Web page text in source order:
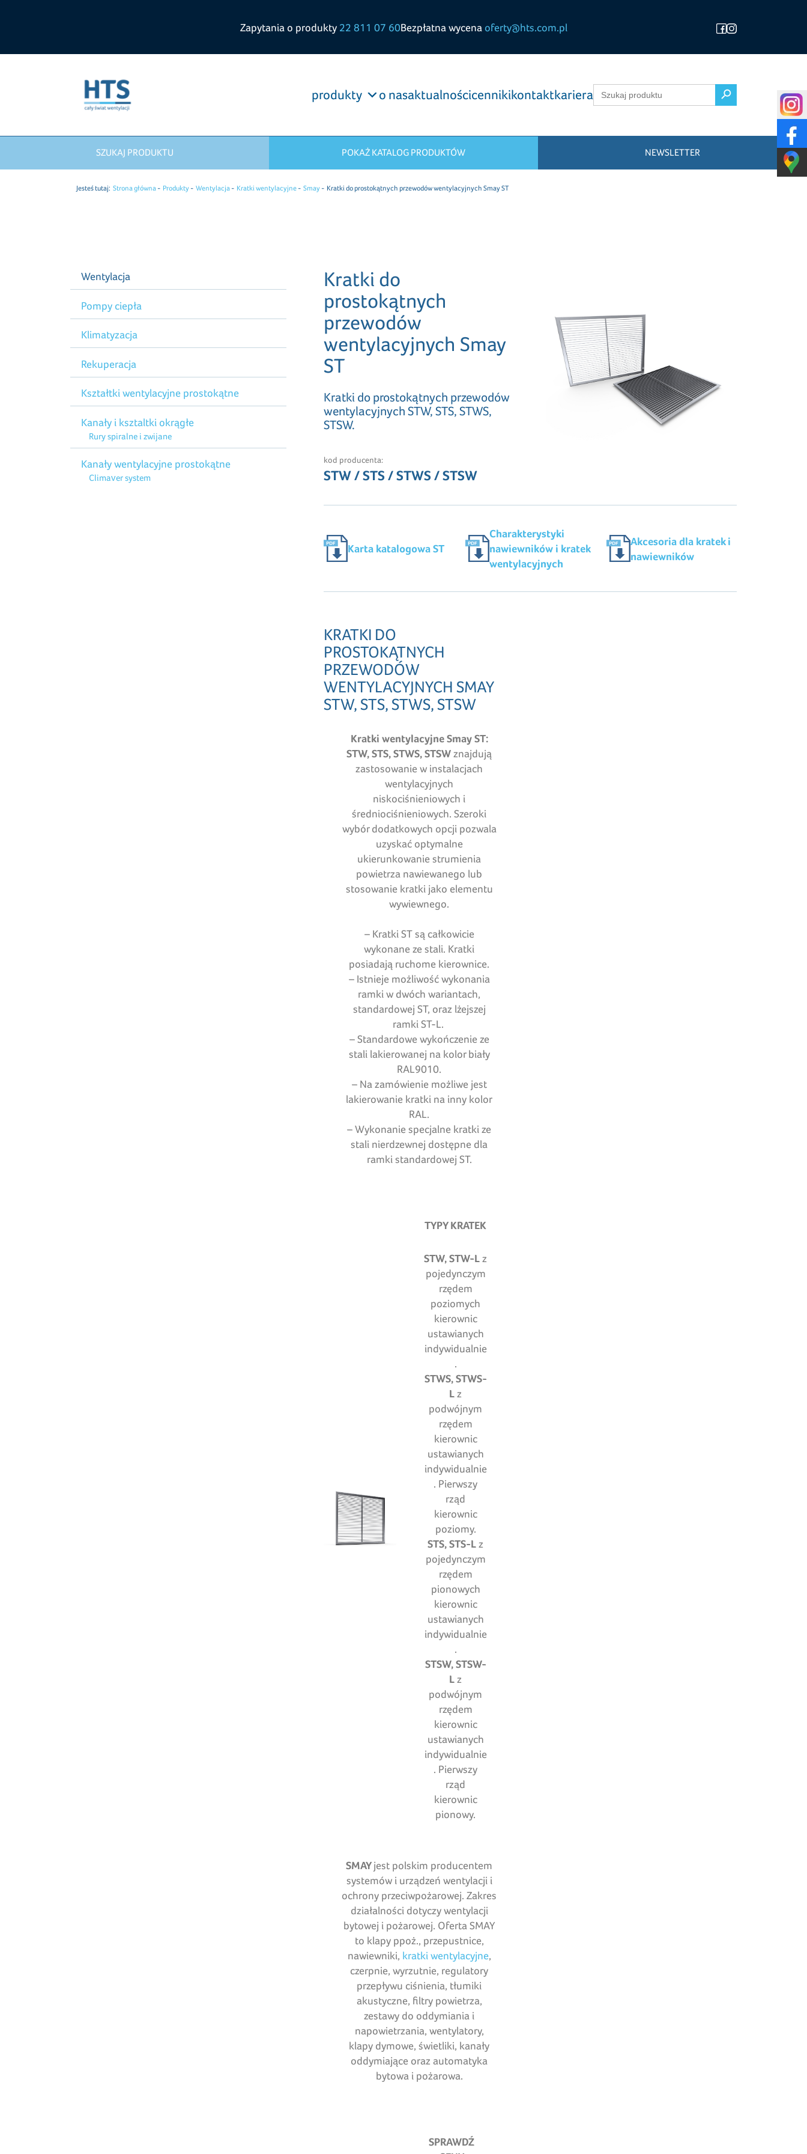
Zapytania o produkty 22 811 07 60Bezpłatna wycena oferty@hts.com.pl
produkty o nasaktualnościcennikikontaktkarieraSearch
for:
Search Button
SZUKAJ PRODUKTU POKAŻ KATALOG PRODUKTÓW NEWSLETTER
Jesteś tutaj: Strona główna Produkty Wentylacja Kratki wentylacyjne Smay Kratki do prostokątnych przewodów wentylacyjnych Smay ST
Wentylacja
Pompy ciepła
Klimatyzacja
Rekuperacja
Kształtki wentylacyjne prostokątne
Kanały i ksztaltki okrągłe
Rury spiralne i zwijane
Kanały wentylacyjne prostokątne
Climaver system
Kratki do
prostokątnych
przewodów
wentylacyjnych Smay
ST
Kratki do prostokątnych przewodów
wentylacyjnych STW, STS, STWS,
STSW.
kod producenta:
STW / STS / STWS / STSW
Karta katalogowa ST
Charakterystyki
nawiewników i kratek
wentylacyjnych
Akcesoria dla kratek i
nawiewników
KRATKI DO
PROSTOKĄTNYCH
PRZEWODÓW
WENTYLACYJNYCH SMAY
STW, STS, STWS, STSW
Kratki wentylacyjne Smay ST:
STW, STS, STWS, STSWznajdują
zastosowanie w instalacjach
wentylacyjnych
niskociśnieniowych i
średniociśnieniowych. Szeroki
wybór dodatkowych opcji pozwala
uzyskać optymalne
ukierunkowanie strumienia
powietrza nawiewanego lub
stosowanie kratki jako elementu
wywiewnego.
– Kratki ST są całkowicie
wykonane ze stali. Kratki
posiadają ruchome kierownice.
– Istnieje możliwość wykonania
ramki w dwóch wariantach,
standardowej ST, oraz lżejszej
ramki ST-L.
– Standardowe wykończenie ze
stali lakierowanej na kolor biały
RAL9010.
– Na zamówienie możliwe jest
lakierowanie kratki na inny kolor
RAL.
– Wykonanie specjalne kratki ze
stali nierdzewnej dostępne dla
ramki standardowej ST.
TYPY KRATEK
STW, STW-Lz
pojedynczym
rzędem
poziomych
kierownic
ustawianych
indywidualnie
.
STWS, STWS-
Lz
podwójnym
rzędem
kierownic
ustawianych
indywidualnie
. Pierwszy
rząd
kierownic
poziomy.
STS, STS-Lz
pojedynczym
rzędem
pionowych
kierownic
ustawianych
indywidualnie
.
STSW, STSW-
Lz
podwójnym
rzędem
kierownic
ustawianych
indywidualnie
. Pierwszy
rząd
kierownic
pionowy.
SMAYjest polskim producentem
systemów i urządzeń wentylacji i
ochrony przeciwpożarowej. Zakres
działalności dotyczy wentylacji
bytowej i pożarowej. Oferta SMAY
to klapy ppoż., przepustnice,
nawiewniki, kratki wentylacyjne,
czerpnie, wyrzutnie, regulatory
przepływu ciśnienia, tłumiki
akustyczne, filtry powietrza,
zestawy do oddymiania i
napowietrzania, wentylatory,
klapy dymowe, świetliki, kanały
oddymiające oraz automatyka
bytowa i pożarowa.
SPRAWDŹ